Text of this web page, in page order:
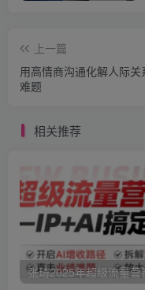
上一篇
用高情商沟通化解人际关
难题
相关推荐